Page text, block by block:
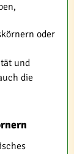
oder
und
die